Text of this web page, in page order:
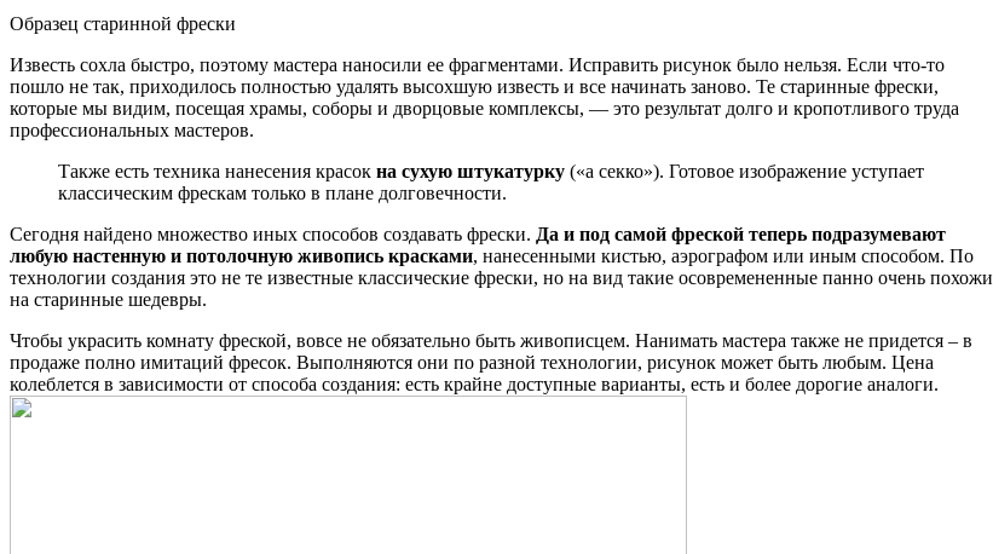
Образец старинной фрески
Известь сохла быстро, поэтому мастера наносили ее фрагментами. Исправить рисунок было нельзя. Если что-то
пошло не так, приходилось полностью удалять высохшую известь и все начинать заново. Те старинные фрески,
которые мы видим, посещая храмы, соборы и дворцовые комплексы, — это результат долго и кропотливого труда
профессиональных мастеров.
Также есть техника нанесения красок на сухую штукатурку («а секко»). Готовое изображение уступает
классическим фрескам только в плане долговечности.
Сегодня найдено множество иных способов создавать фрески. Да и под самой фреской теперь подразумевают
любую настенную и потолочную живопись красками, нанесенными кистью, аэрографом или иным способом. По
технологии создания это не те известные классические фрески, но на вид такие осовремененные панно очень похожи
на старинные шедевры.
Чтобы украсить комнату фреской, вовсе не обязательно быть живописцем. Нанимать мастера также не придется – в
продаже полно имитаций фресок. Выполняются они по разной технологии, рисунок может быть любым. Цена
колеблется в зависимости от способа создания: есть крайне доступные варианты, есть и более дорогие аналоги.